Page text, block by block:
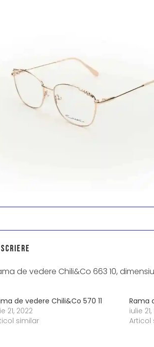
de vedere Chili&Co 663 10,
de vedere Chili&Co 570 11
21, 2022
similar
Rama
iulie
Articol